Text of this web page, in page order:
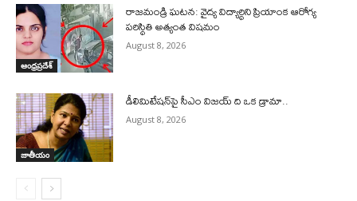
ఆంధ్రప్రదేశ్
రాజమండ్రి ఘటన: వైద్య విద్యార్థిని ప్రియాంక ఆరోగ్య
పరిస్థితి అత్యంత విషమం
August 8, 2026
జాతీయం
డీలిమిటేషన్‌పై సీఎం విజయ్ ది ఒక డ్రామా..
August 8, 2026